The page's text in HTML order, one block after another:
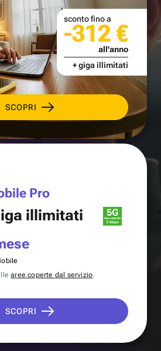
SCOPRI
sconto fino a
-312 €
all'anno
+ giga illimitati
Pro
illimitati
aree coperte dal servizio.
SCOPRI